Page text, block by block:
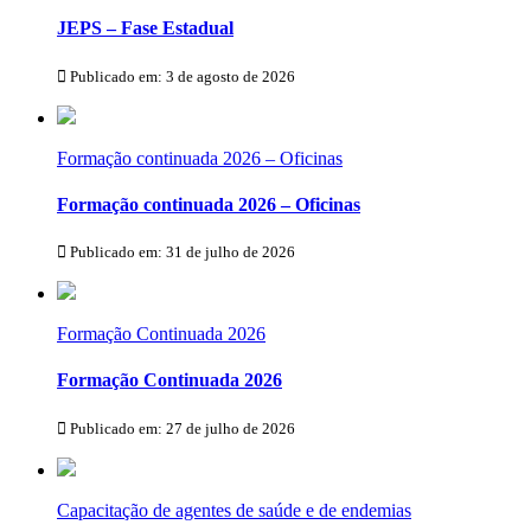
JEPS – Fase Estadual
Publicado em: 3 de agosto de 2026
Formação continuada 2026 – Oficinas
Formação continuada 2026 – Oficinas
Publicado em: 31 de julho de 2026
Formação Continuada 2026
Formação Continuada 2026
Publicado em: 27 de julho de 2026
Capacitação de agentes de saúde e de endemias